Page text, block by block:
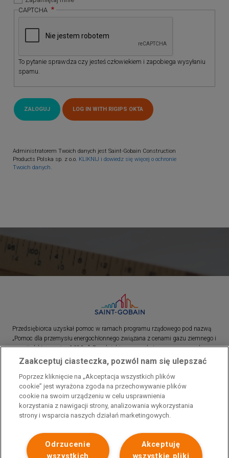
CAPTCHA
To pytanie sprawdza czy jesteś człowiekiem i zapobiega wysyłaniu
spamu.
Administratorem Twoich danych jest Saint-Gobain Construction
Products Polska sp. z o.o. KLIKNIJ i dowiedz się więcej o ochronie
Twoich danych.
Przedsiębiorca uzyskał pomoc w ramach programu rządowego pod nazwą
„Pomoc dla przemysłu energochłonnego związana z cenami gazu ziemnego i
energii elektrycznej w 2023 r.”. Przedsiębiorca uzyskał pomoc w ramach
programu rządowego pod nazwą: „Pomoc dla sektorów energochłonnych
związana z nagłymi wzrostami cen gazu ziemnego i energii elektrycznej w
2022 r.”
Zaakceptuj ciasteczka, pozwól nam się ulepszać
Poprzez kliknięcie na „Akceptacja wszystkich plików
cookie” jest wyrażona zgoda na przechowywanie plików
cookie na swoim urządzeniu w celu usprawnienia
korzystania z nawigacji strony, analizowania wykorzystania
strony i wsparcia naszych działań marketingowych.
Akceptuję
wszystkie pliki
Odrzucenie
wszystkich